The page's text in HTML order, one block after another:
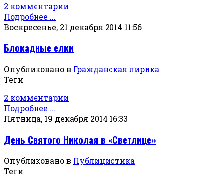
2 комментарии
Подробнее ...
Воскресенье, 21 декабря 2014 11:56
Блокадные елки
Опубликовано в Гражданская лирика
Теги
2 комментарии
Подробнее ...
Пятница, 19 декабря 2014 16:33
День Святого Николая в «Светлице»
Опубликовано в Публицистика
Теги